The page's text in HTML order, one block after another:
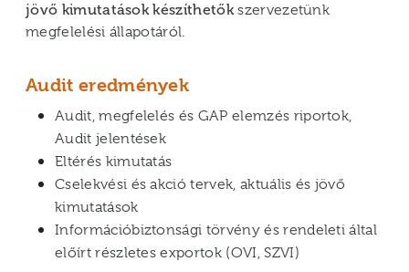
jövő kimutatások készíthetőkszervezetünk
megfelelési állapotáról.
Audit eredmények
Audit, megfelelés és GAP elemzés riportok,
Audit jelentések
Eltérés kimutatás
Cselekvési és akció tervek, aktuális és jövő
kimutatások
Információbiztonsági törvény és rendeleti által
előírt részletes exportok (OVI, SZVI)